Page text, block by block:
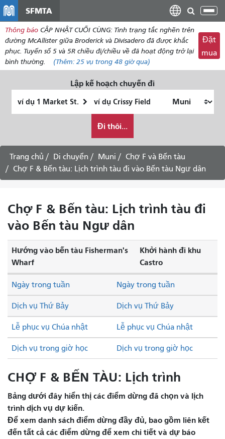
dung
SFMTA
Thông báo CẬP NHẬT CUỐI CÙNG: Tình trạng tắc nghẽn trên
đường McAllister giữa Broderick và Divisadero đã được khắc
phục. Tuyến số 5 và 5R chiều đi/chiều về đã hoạt động trở lại
bình thường.
(Thêm: 25 vụ trong 48 giờ qua)
Đặt
mua
Lập kế hoạch chuyến đi
thúc
muốn
đi
du
lịch
như
nào
Đi thôi...
Trang chủ Di chuyển Muni
Chợ F và Bến tàu
Chợ F & Bến tàu: Lịch trình tàu đi vào Bến tàu Ngư dân
Chợ F & Bến tàu: Lịch trình tàu đi
vào Bến tàu Ngư dân
Hướng vào bến tàu Fisherman's
Wharf
Khởi hành đi khu
Castro
Dịch vụ Thứ Bảy Dịch vụ Thứ Bảy
Lễ phục vụ Chúa nhật Lễ phục vụ Chúa nhật
Ngày trong tuần Ngày trong tuần
Dịch vụ trong giờ học Dịch vụ trong giờ học
CHỢ F & BẾN TÀU: Lịch trình
Bảng dưới đây hiển thị các điểm dừng đã chọn và lịch
trình dịch vụ dự kiến.
Để xem danh sách điểm dừng đầy đủ, bao gồm liên kết
đến tất cả các điểm dừng để xem chi tiết và dự báo